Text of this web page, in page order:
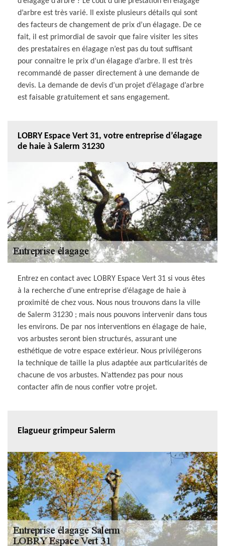
d’arbre est très varié. Il existe plusieurs détails qui sont
des facteurs de changement de prix d’un élagage. De ce
fait, il est primordial de savoir que faire visiter les sites
des prestataires en élagage n’est pas du tout suffisant
pour connaitre le prix d’un élagage d’arbre. Il est très
recommandé de passer directement à une demande de
devis. La demande de devis d’un projet d’élagage d’arbre
est faisable gratuitement et sans engagement.
LOBRY Espace Vert 31, votre entreprise d’élagage
de haie à Salerm 31230
Entrez en contact avec LOBRY Espace Vert 31 si vous êtes
à la recherche d’une entreprise d’élagage de haie à
proximité de chez vous. Nous nous trouvons dans la ville
de Salerm 31230 ; mais nous pouvons intervenir dans tous
les environs. De par nos interventions en élagage de haie,
vos arbustes seront bien structurés, assurant une
esthétique de votre espace extérieur. Nous privilégerons
la technique de taille la plus adaptée aux particularités de
chacune de vos arbustes. N’attendez pas pour nous
contacter afin de nous confier votre projet.
Elagueur grimpeur Salerm